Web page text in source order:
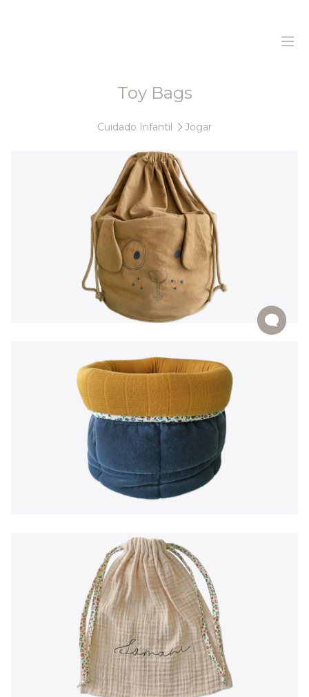
Produtos
Sustentabilidade
Histórias
Contactos
Cuidado Infantil Jogar
Toy Bags